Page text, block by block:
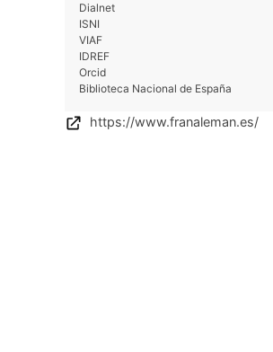
Dialnet
ISNI
VIAF
IDREF
Orcid
Biblioteca Nacional de España
https://www.franaleman.es/